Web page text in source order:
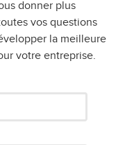
donner plus
vos questions
la meilleure
votre entreprise.